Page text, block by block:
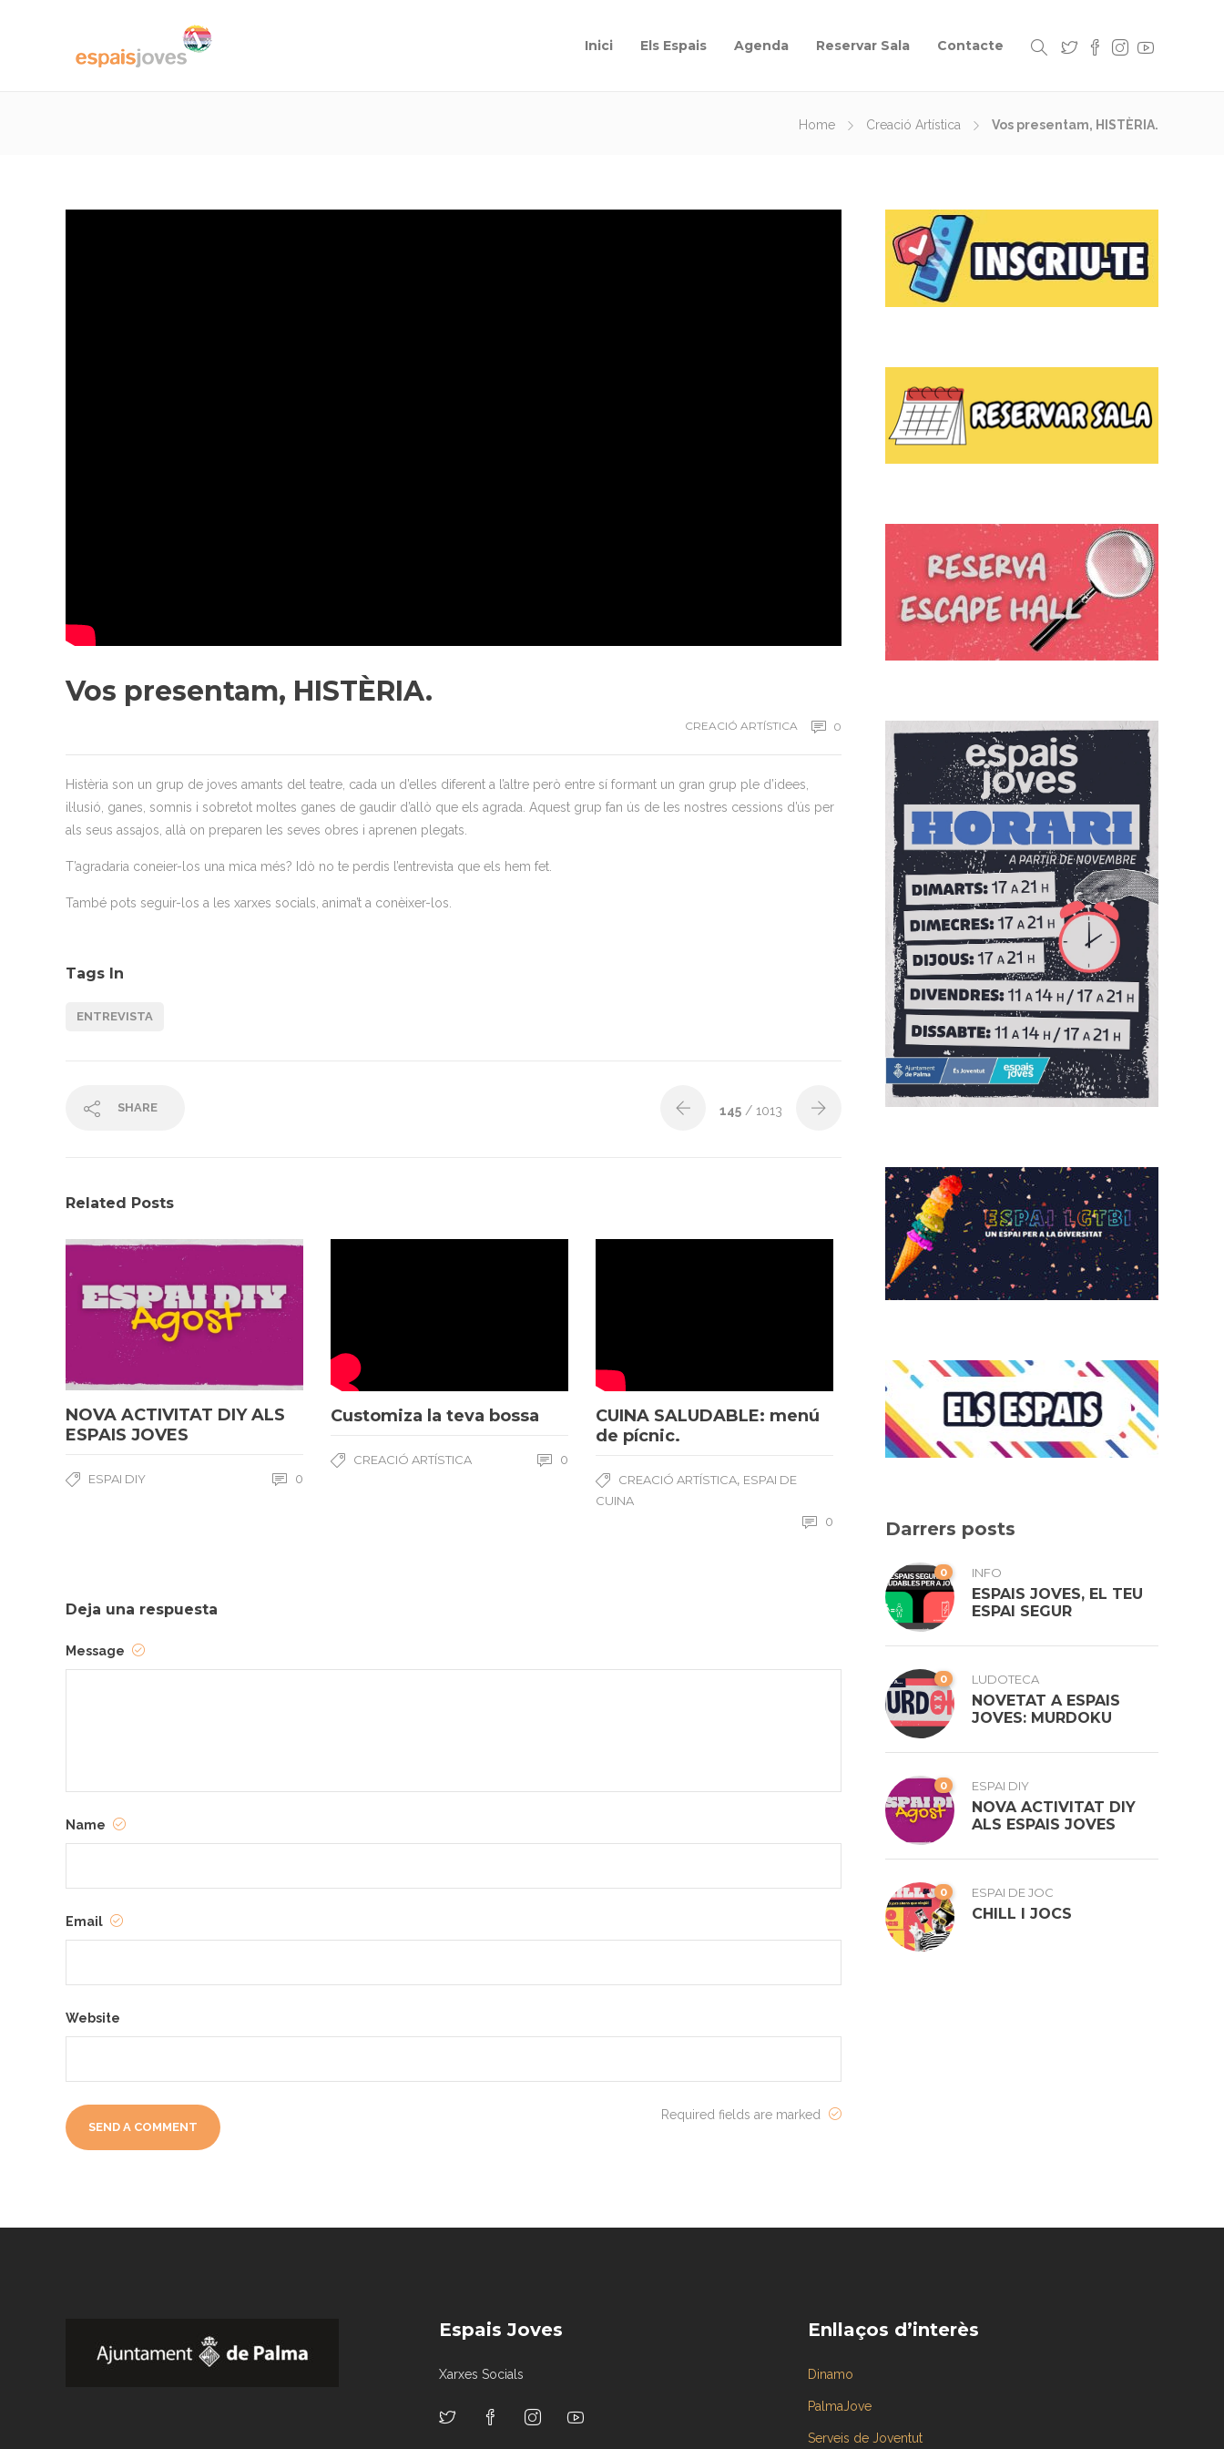
Inici Els Espais Agenda Reservar Sala Contacte
Home Creació Artística Vos presentam, HISTÈRIA.
Vos presentam, HISTÈRIA.
CREACIÓ ARTÍSTICA 0
Histèria son un grup de joves amants del teatre, cada un d’elles diferent a l’altre però entre sí formant un gran grup ple d’idees,
il·lusió, ganes, somnis i sobretot moltes ganes de gaudir d’allò que els agrada. Aquest grup fan ús de les nostres cessions d’ús per
als seus assajos, allà on preparen les seves obres i aprenen plegats.
T’agradaria coneier-los una mica més? Idò no te perdis l’entrevista que els hem fet.
També pots seguir-los a les xarxes socials, anima’t a conèixer-los.
Tags In
ENTREVISTA
SHARE 145 / 1013
Related Posts
NOVA ACTIVITAT DIY ALS
ESPAIS JOVES
ESPAI DIY 0
Customiza la teva bossa
CREACIÓ ARTÍSTICA 0
CUINA SALUDABLE: menú
de pícnic.
CREACIÓ ARTÍSTICA, ESPAI DE
CUINA
0
Deja una respuesta
Message
Name
Email
Website
Required fields are marked
Darrers posts
0 INFO
ESPAIS JOVES, EL TEU
ESPAI SEGUR
0 LUDOTECA
NOVETAT A ESPAIS
JOVES: MURDOKU
0 ESPAI DIY
NOVA ACTIVITAT DIY
ALS ESPAIS JOVES
0 ESPAI DE JOC
CHILL I JOCS
Espais Joves
Xarxes Socials
Enllaços d’interès
Dinamo
PalmaJove
Serveis de Joventut